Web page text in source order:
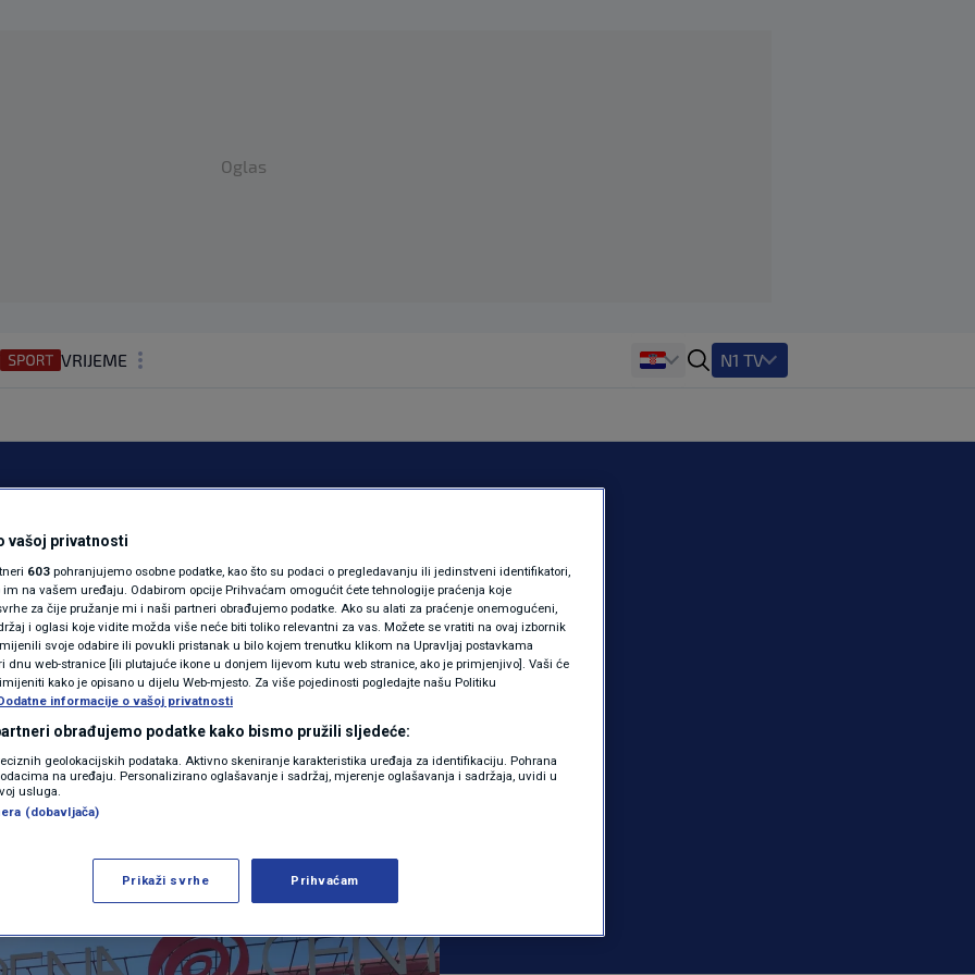
Oglas
VRIJEME
REGIJA
MAGAZIN
KOLUMNE
N1(DIS)INFO
KLIMATSKE PROMJENE
FOTO
VIDEO
N1 TV
dojava o
zemlje,
trgovački centri.
aerodromu
09:05 | VIJESTI | 4 komentara
vašoj privatnosti
603 pohranjujemo osobne podatke, kao što su podaci o pregledavanju ili jedinstveni identifikatori,
na vašem uređaju. Odabirom opcije Prihvaćam omogućit ćete tehnologije praćenja koje
za čije pružanje mi i naši partneri obrađujemo podatke. Ako su alati za praćenje onemogućeni,
i oglasi koje vidite možda više neće biti toliko relevantni za vas. Možete se vratiti na ovaj izbornik
svoje odabire ili povukli pristanak u bilo kojem trenutku klikom na Upravljaj postavkama
dnu web-stranice [ili plutajuće ikone u donjem lijevom kutu web stranice, ako je primjenjivo]. Vaši će
kako je opisano u dijelu Web-mjesto. Za više pojedinosti pogledajte našu Politiku
informacije o vašoj privatnosti
obrađujemo podatke kako bismo pružili sljedeće:
geolokacijskih podataka. Aktivno skeniranje karakteristika uređaja za identifikaciju. Pohrana
na uređaju. Personalizirano oglašavanje i sadržaj, mjerenje oglašavanja i sadržaja, uvidi u
usluga.
(dobavljača)
Prikaži svrhe Prihvaćam